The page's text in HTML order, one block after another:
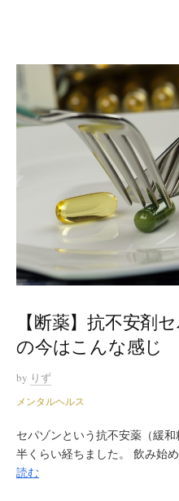
【断薬】抗不安剤
の今はこんな感じ
by りず
メンタルヘルス
セパゾンという抗不安薬（緩
半くらい経ちました。 飲み始
読む